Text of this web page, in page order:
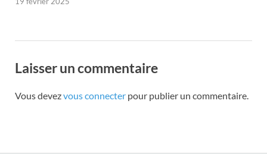
Laisser un commentaire
Vous devezvous connecter pour publier un commentaire.